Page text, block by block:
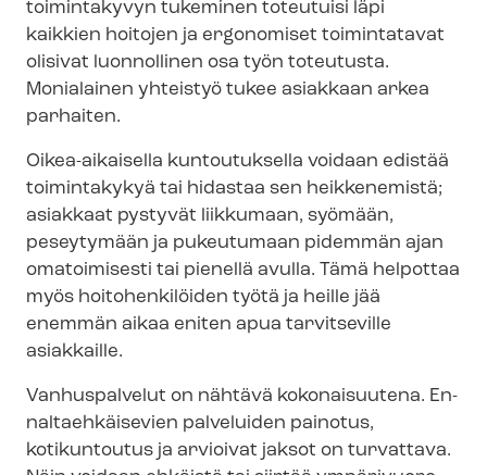
toimintakyvyn tukeminen toteutuisi läpi
kaikkien hoitojen ja ergonomiset toimintatavat
olisivat luonnollinen osa työn toteutusta.
Monialainen yhteistyö tukee asiakkaan arkea
parhaiten.
Oikea-aikaisella kuntoutuksella voidaan edistää
toimintakykyä tai hidastaa sen heikkenemistä;
asiakkaat pystyvät liikkumaan, syömään,
peseytymään ja pukeutumaan pidemmän ajan
omatoimisesti tai pienellä avulla. Tämä helpottaa
myös hoitohenkilöiden työtä ja heille jää
enemmän aikaa eniten apua tarvitseville
asiakkaille.
Vanhuspalvelut on nähtävä kokonaisuutena. En­
nal­taeh­käi­se­vien palveluiden painotus,
kotikuntoutus ja arvioivat jaksot on turvattava.